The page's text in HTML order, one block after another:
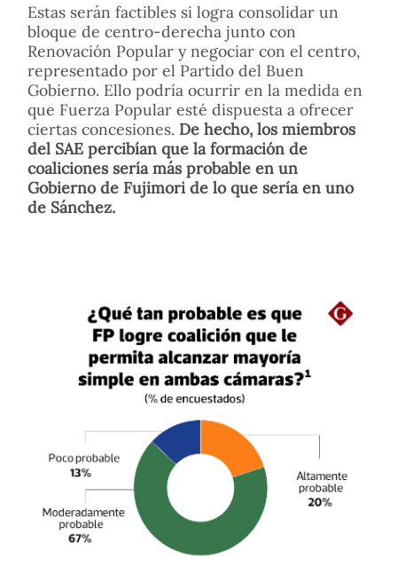
Estas serán factibles si logra consolidar un
bloque de centro-derecha junto con
Renovación Popular y negociar con el centro,
representado por el Partido del Buen
Gobierno. Ello podría ocurrir en la medida en
que Fuerza Popular esté dispuesta a ofrecer
ciertas concesiones. De hecho, los miembros
del SAE percibían que la formación de
coaliciones sería más probable en un
Gobierno de Fujimori de lo que sería en uno
de Sánchez.